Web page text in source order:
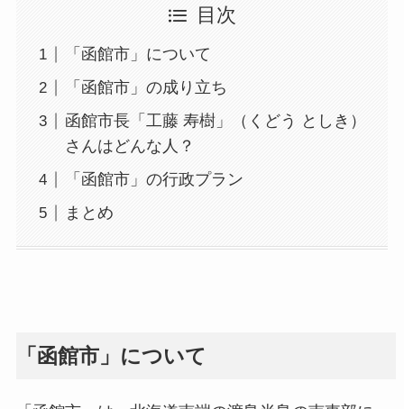
目次
「函館市」について
「函館市」の成り立ち
函館市長「工藤 寿樹」（くどう としき）
さんはどんな人？
「函館市」の行政プラン
まとめ
「函館市」について